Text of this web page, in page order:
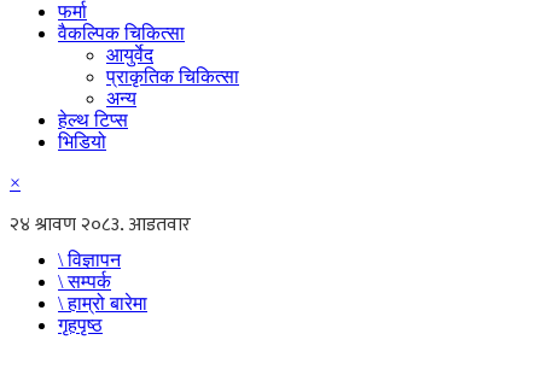
फर्मा
वैकल्पिक चिकित्सा
आयुर्वेद
प्राकृतिक चिकित्सा
अन्य
हेल्थ टिप्स
भिडियो
×
\ विज्ञापन
\ सम्पर्क
\ हाम्रो बारेमा
गृहपृष्ठ